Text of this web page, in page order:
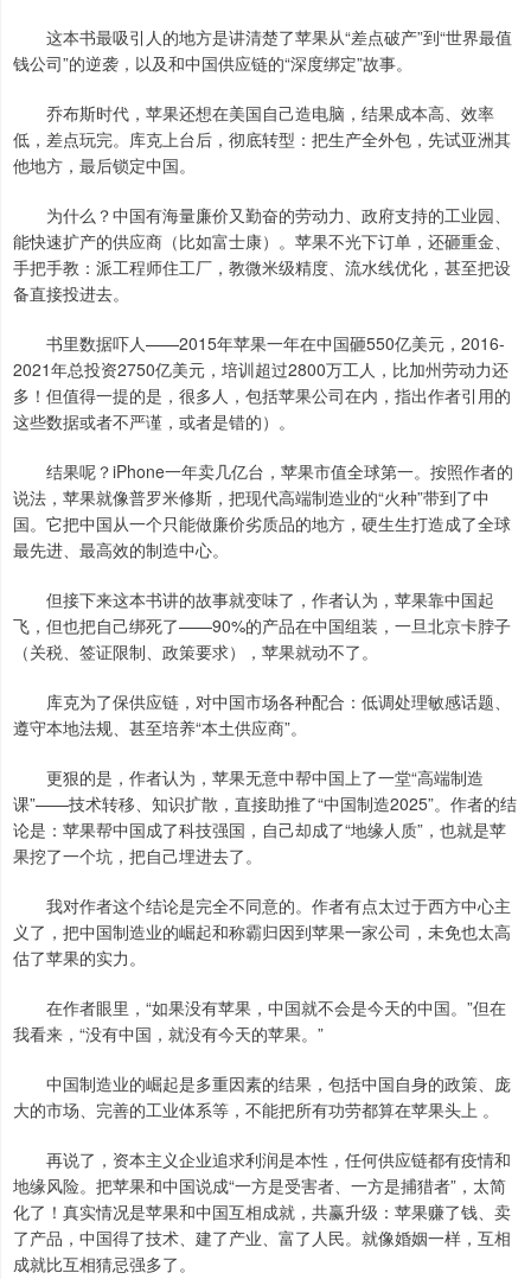
这本书最吸引人的地方是讲清楚了苹果从“差点破产”到“世界最值
钱公司”的逆袭，以及和中国供应链的“深度绑定”故事。
乔布斯时代，苹果还想在美国自己造电脑，结果成本高、效率
低，差点玩完。库克上台后，彻底转型：把生产全外包，先试亚洲其
他地方，最后锁定中国。
为什么？中国有海量廉价又勤奋的劳动力、政府支持的工业园、
能快速扩产的供应商（比如富士康）。苹果不光下订单，还砸重金、
手把手教：派工程师住工厂，教微米级精度、流水线优化，甚至把设
备直接投进去。
书里数据吓人——2015年苹果一年在中国砸550亿美元，2016-
2021年总投资2750亿美元，培训超过2800万工人，比加州劳动力还
多！但值得一提的是，很多人，包括苹果公司在内，指出作者引用的
这些数据或者不严谨，或者是错的）。
结果呢？iPhone一年卖几亿台，苹果市值全球第一。按照作者的
说法，苹果就像普罗米修斯，把现代高端制造业的“火种”带到了中
国。它把中国从一个只能做廉价劣质品的地方，硬生生打造成了全球
最先进、最高效的制造中心。
但接下来这本书讲的故事就变味了，作者认为，苹果靠中国起
飞，但也把自己绑死了——90%的产品在中国组装，一旦北京卡脖子
（关税、签证限制、政策要求），苹果就动不了。
库克为了保供应链，对中国市场各种配合：低调处理敏感话题、
遵守本地法规、甚至培养“本土供应商”。
更狠的是，作者认为，苹果无意中帮中国上了一堂“高端制造
课”——技术转移、知识扩散，直接助推了“中国制造2025”。作者的结
论是：苹果帮中国成了科技强国，自己却成了“地缘人质”，也就是苹
果挖了一个坑，把自己埋进去了。
我对作者这个结论是完全不同意的。作者有点太过于西方中心主
义了，把中国制造业的崛起和称霸归因到苹果一家公司，未免也太高
估了苹果的实力。
在作者眼里，“如果没有苹果，中国就不会是今天的中国。”但在
我看来，“没有中国，就没有今天的苹果。”
中国制造业的崛起是多重因素的结果，包括中国自身的政策、庞
大的市场、完善的工业体系等，不能把所有功劳都算在苹果头上 。
再说了，资本主义企业追求利润是本性，任何供应链都有疫情和
地缘风险。把苹果和中国说成“一方是受害者、一方是捕猎者”，太简
化了！真实情况是苹果和中国互相成就，共赢升级：苹果赚了钱、卖
了产品，中国得了技术、建了产业、富了人民。就像婚姻一样，互相
成就比互相猜忌强多了。